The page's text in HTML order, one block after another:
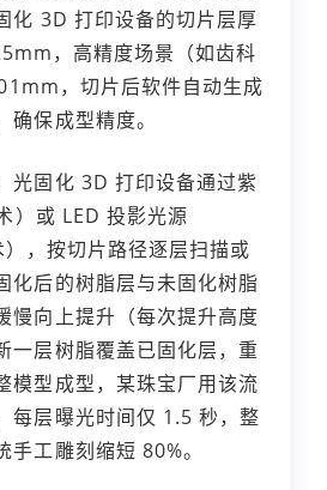
化 3D 打印设备的切片层厚
，高精度场景（如齿科
，切片后软件自动生成
保成型精度。
光固化 3D 打印设备通过紫
）或 LED 投影光源
），按切片路径逐层扫描或
化后的树脂层与未固化树脂
慢向上提升（每次提升高度
一层树脂覆盖已固化层，重
模型成型，某珠宝厂用该流
每层曝光时间仅 1.5 秒，整
工雕刻缩短 80%。